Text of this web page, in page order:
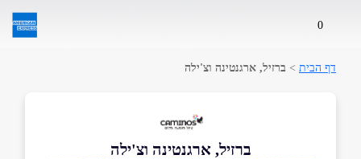
0
דף הבית > ברזיל, ארגנטינה וצ'ילה
ברזיל, ארגנטינה וצ'ילה